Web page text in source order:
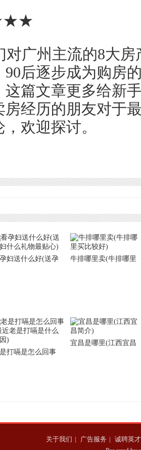
对广州主流的8大
90后逐步成为购房
这篇文章更多给新
房经历的朋友对于
欢迎探讨。
妇送什么好(送孕
牛排哪里卖(牛排哪里
打嗝是怎么回事
宜昌是哪里(江西宜昌
关于我们 | 广告服务 | 诚聘英才